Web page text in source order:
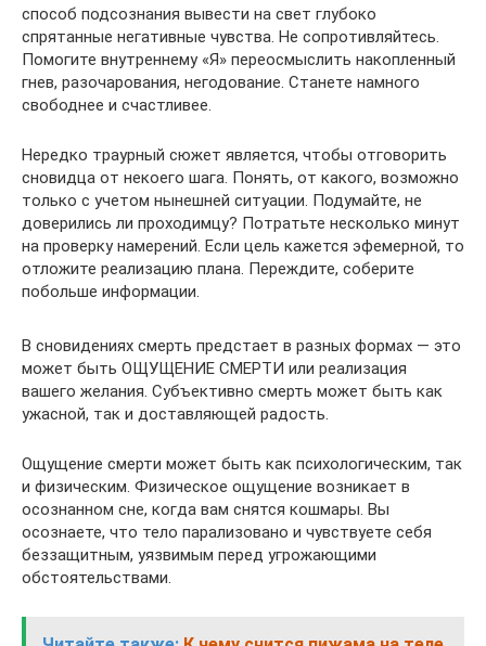
способ подсознания вывести на свет глубоко
спрятанные негативные чувства. Не сопротивляйтесь.
Помогите внутреннему «Я» переосмыслить накопленный
гнев, разочарования, негодование. Станете намного
свободнее и счастливее.
Нередко траурный сюжет является, чтобы отговорить
сновидца от некоего шага. Понять, от какого, возможно
только с учетом нынешней ситуации. Подумайте, не
доверились ли проходимцу? Потратьте несколько минут
на проверку намерений. Если цель кажется эфемерной, то
отложите реализацию плана. Переждите, соберите
побольше информации.
В сновидениях смерть предстает в разных формах — это
может быть ОЩУЩЕНИЕ СМЕРТИ или реализация
вашего желания. Субъективно смерть может быть как
ужасной, так и доставляющей радость.
Ощущение смерти может быть как психологическим, так
и физическим. Физическое ощущение возникает в
осознанном сне, когда вам снятся кошмары. Вы
осознаете, что тело парализовано и чувствуете себя
беззащитным, уязвимым перед угрожающими
обстоятельствами.